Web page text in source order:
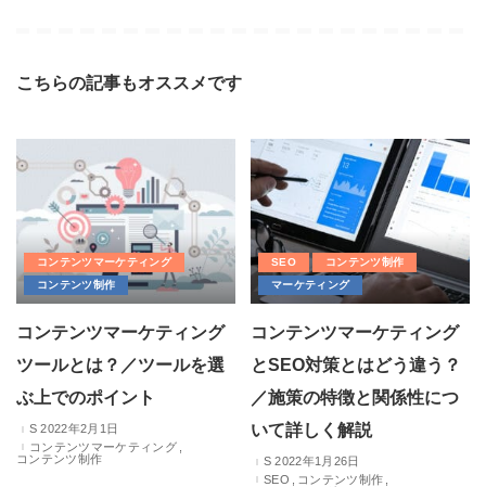
こちらの記事もオススメです
コンテンツマーケティング
コンテンツ制作
コンテンツマーケティング
ツールとは？／ツールを選
ぶ上でのポイント
2022年2月1日
コンテンツマーケティング
コンテンツ制作
SEO
コンテンツ制作
マーケティング
コンテンツマーケティング
とSEO対策とはどう違う？
／施策の特徴と関係性につ
いて詳しく解説
2022年1月26日
SEO
コンテンツ制作